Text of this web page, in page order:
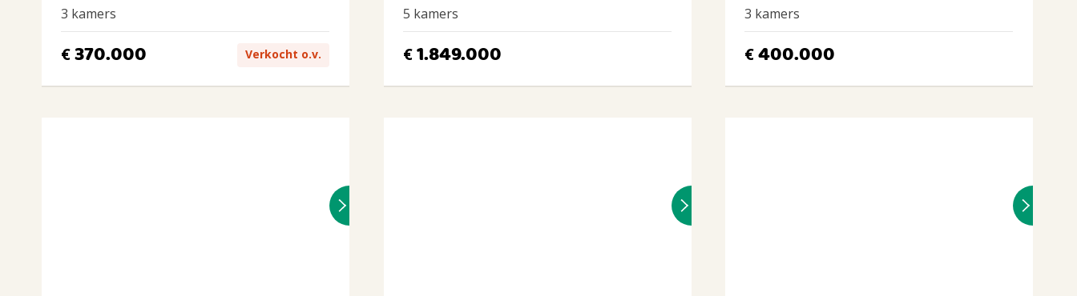
3 kamers
€370.000 Verkocht o.v.
5 kamers
€1.849.000
3 kamers
€400.000